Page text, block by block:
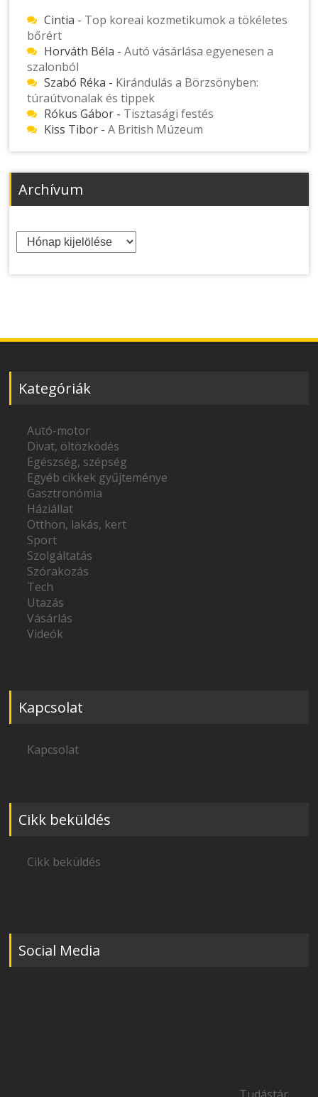
Cintia - Top koreai kozmetikumok a tökéletes
bőrért
Horváth Béla -Autó vásárlása egyenesen a
szalonból
Szabó Réka - Kirándulás a Börzsönyben:
túraútvonalak és tippek
Rókus Gábor - Tisztasági festés
Kiss Tibor -A British Múzeum
Archívum
Archívum
Kategóriák
Autó-motor
Divat, öltözködés
Egészség, szépség
Egyéb cikkek gyűjteménye
Gasztronómia
Háziállat
Otthon, lakás, kert
Sport
Szolgáltatás
Szórakozás
Tech
Utazás
Vásárlás
Videók
Kapcsolat
Kapcsolat
Cikk beküldés
Cikk beküldés
Social Media